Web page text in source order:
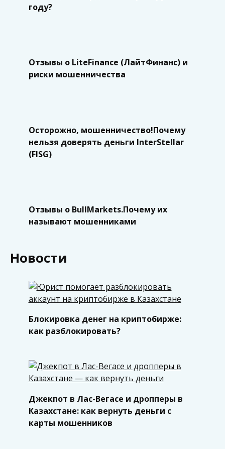
году?
Отзывы о LiteFinance (ЛайтФинанс) и
риски мошенничества
Осторожно, мошенничество!Почему
нельзя доверять деньги InterStellar
(FISG)
Отзывы о BullMarkets.Почему их
называют мошенниками
Новости
Блокировка денег на криптобирже:
как разблокировать?
Джекпот в Лас-Вегасе и дропперы в
Казахстане: как вернуть деньги с
карты мошенников